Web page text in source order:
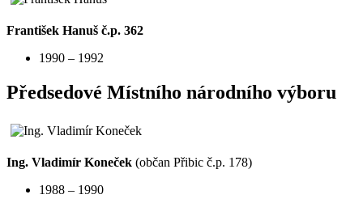
František Hanuš č.p. 362
1990 – 1992
Předsedové Místního národního výboru
Ing. Vladimír Koneček (občan Přibic č.p. 178)
1988 – 1990